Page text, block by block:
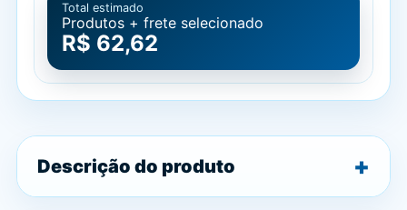
Total estimado
Produtos + frete selecionado
R$ 62,62
Descrição do produto